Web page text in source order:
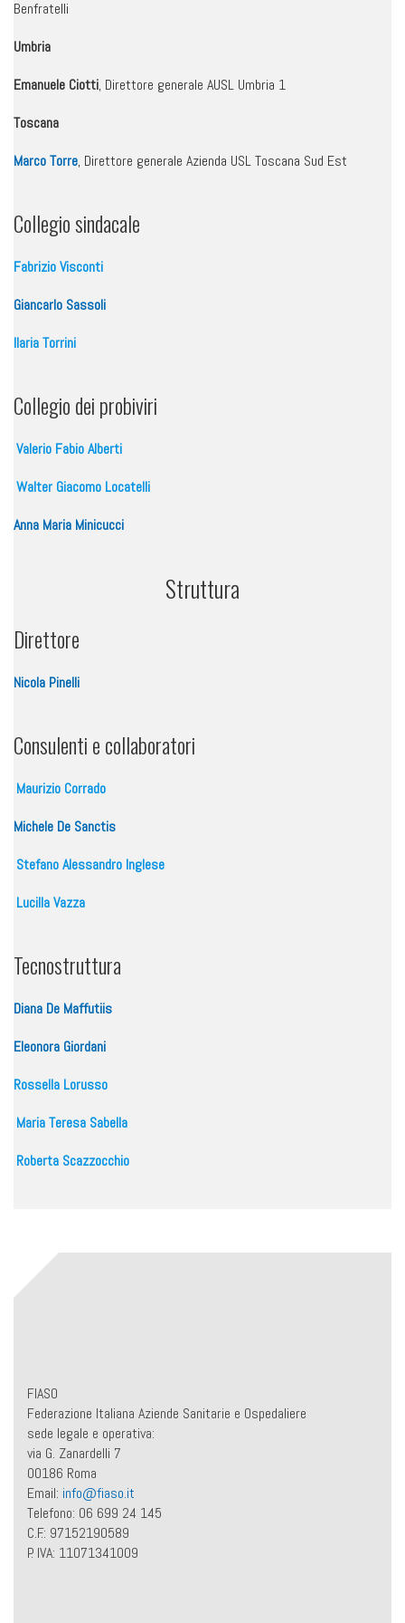
Benfratelli
Umbria
Emanuele Ciotti, Direttore generale AUSL Umbria 1
Toscana
Marco Torre, Direttore generale Azienda USL Toscana Sud Est
Collegio sindacale
Fabrizio Visconti
Giancarlo Sassoli
Ilaria Torrini
Collegio dei probiviri
Valerio Fabio Alberti
Walter Giacomo Locatelli
Anna Maria Minicucci
Struttura
Direttore
Nicola Pinelli
Consulenti e collaboratori
Maurizio Corrado
Michele De Sanctis
Stefano Alessandro Inglese
Lucilla Vazza
Tecnostruttura
Diana De Maffutiis
Eleonora Giordani
Rossella Lorusso
Maria Teresa Sabella
Roberta Scazzocchio
FIASO
Federazione Italiana Aziende Sanitarie e Ospedaliere
sede legale e operativa:
via G. Zanardelli 7
00186 Roma
Email: info@fiaso.it
Telefono: 06 699 24 145
C.F.: 97152190589
P. IVA: 11071341009